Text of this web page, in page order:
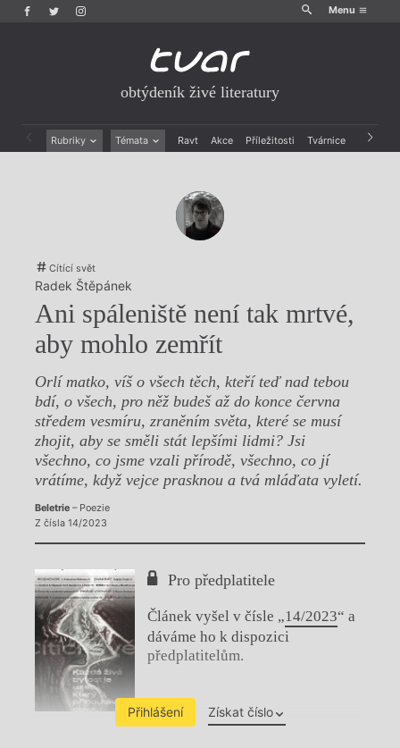
Menu
obtýdeník živé literatury
Rubriky Témata Ravt Akce Příležitosti Tvárnice Archiv
Výroční ceny
Cítící svět
Radek Štěpánek
Ani spáleniště není tak mrtvé,
aby mohlo zemřít
Orlí matko, víš o všech těch, kteří teď nad tebou
bdí, o všech, pro něž budeš až do konce června
středem vesmíru, zraněním světa, které se musí
zhojit, aby se směli stát lepšími lidmi? Jsi
všechno, co jsme vzali přírodě, všechno, co jí
vrátíme, když vejce prasknou a tvá mláďata vyletí.
Beletrie– Poezie
Z čísla 14/2023
Pro předplatitele
Článek vyšel v čísle „14/2023“ a
dáváme ho k dispozici
předplatitelům.
Přihlášení Získat číslo